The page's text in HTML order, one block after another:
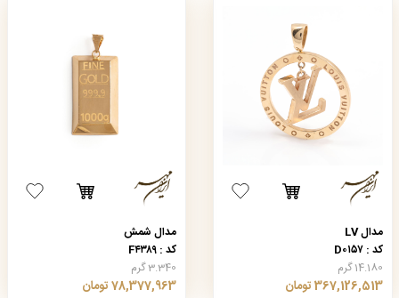
مدال LV
کد : D۰۱۵۷
14.180 گرم
367,126,513 تومان
مدال شمش
کد : F۴۳۸۹
3.340 گرم
78,377,963 تومان